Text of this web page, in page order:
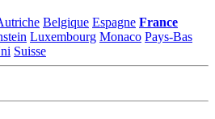
Belgique Espagne France
Luxembourg Monaco Pays-Bas
Suisse